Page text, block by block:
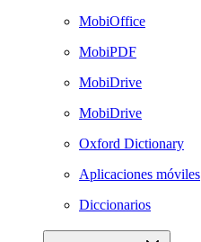
MobiOffice
MobiPDF
MobiDrive
MobiDrive
Oxford Dictionary
Aplicaciones móviles
Diccionarios